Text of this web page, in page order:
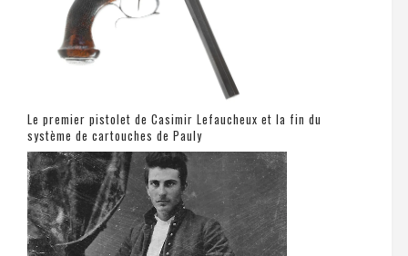
Le premier pistolet de Casimir Lefaucheux et la fin du
système de cartouches de Pauly